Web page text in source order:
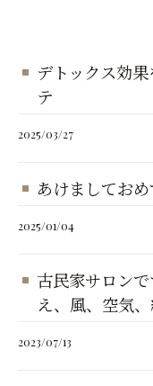
デトックス効
テ
2025/03/27
あけましてお
2025/01/04
古民家サロン
え、風、空気
2023/07/13